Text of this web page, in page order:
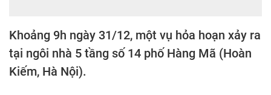
Khoảng 9h ngày 31/12, một vụ hỏa hoạn xảy ra
tại ngôi nhà 5 tầng số 14 phố Hàng Mã (Hoàn
Kiếm, Hà Nội).